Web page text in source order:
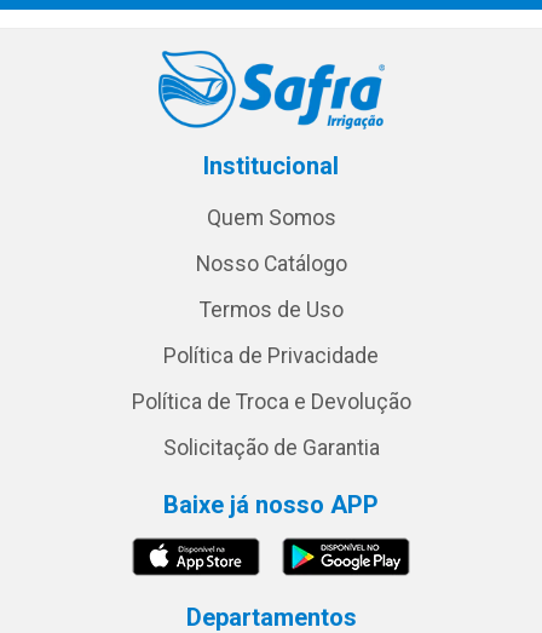
Institucional
Quem Somos
Nosso Catálogo
Termos de Uso
Política de Privacidade
Política de Troca e Devolução
Solicitação de Garantia
Baixe já nosso APP
Departamentos